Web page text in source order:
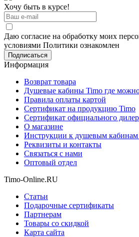
Хочу быть в курсе!
Даю согласие на обработку моих
условиями Политики ознакомлен
Информация
Возврат товара
Душевые кабины Timo где
Правила оплаты картой
Сертификат на продукцию Timo
Сертификат официального
О магазине
Инструкции к душевым кабинам
Реквизиты и контакты
Связаться с нами
Оптовый отдел
Timo-Online.RU
Статьи
Подарочные сертификаты
Партнерам
Товары со скидкой
Карта сайта